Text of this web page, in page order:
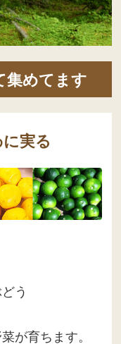
集めてます
実る
う
が育ちます。